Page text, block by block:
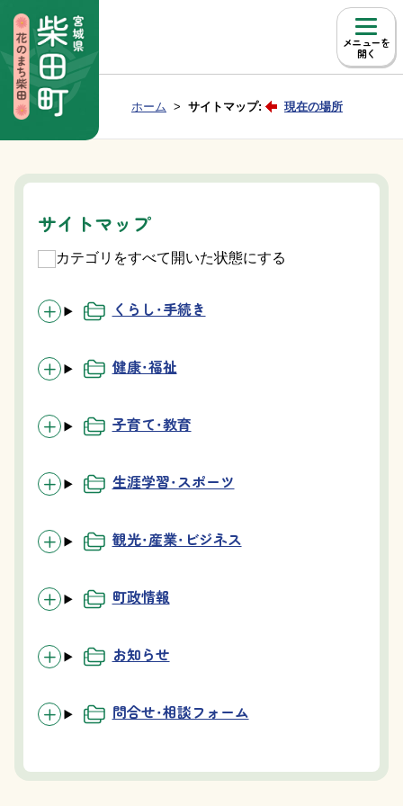
メニュー
Group NAV 現在位置：
ホーム サイトマップ: 現在の場所
サイトマップ
カテゴリをすべて開いた状態にする
くらし・手続き
健康・福祉
子育て・教育
生涯学習・スポーツ
観光・産業・ビジネス
町政情報
お知らせ
問合せ・相談フォーム